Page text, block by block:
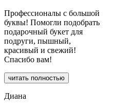
Профессионалы с большой
буквы! Помогли подобрать
подарочный букет для
подруги, пышный,
красивый и свежий!
Спасибо вам!
читать полностью
Диана